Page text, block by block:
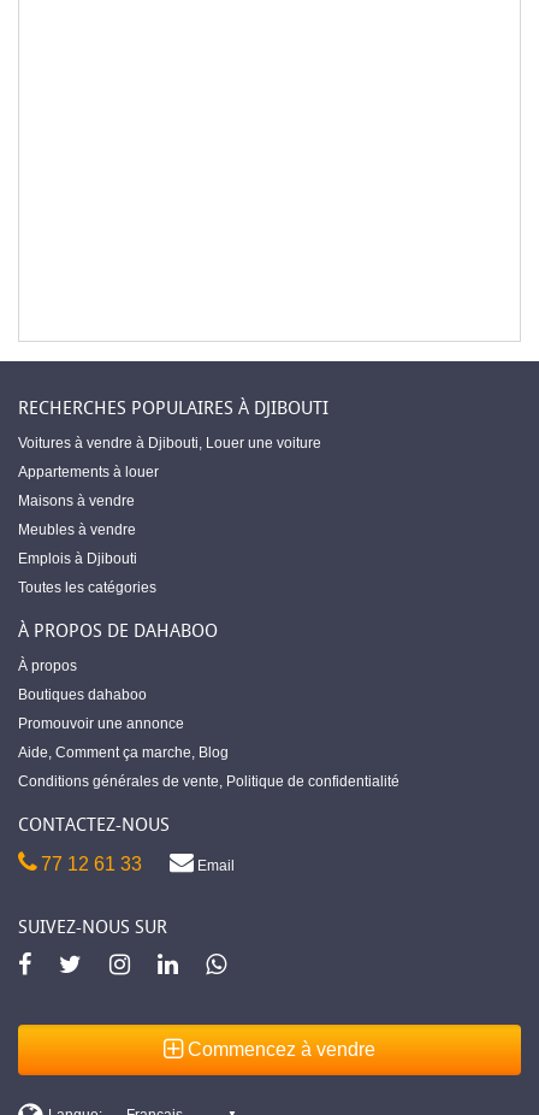
RECHERCHES POPULAIRES À DJIBOUTI
Voitures à vendre à Djibouti, Louer une voiture
Appartements à louer
Maisons à vendre
Meubles à vendre
Emplois à Djibouti
Toutes les catégories
À PROPOS DE DAHABOO
À propos
Boutiques dahaboo
Promouvoir une annonce
Aide, Comment ça marche, Blog
Conditions générales de vente, Politique de confidentialité
CONTACTEZ-NOUS
77 12 61 33 Email
SUIVEZ-NOUS SUR
Commencez à vendre